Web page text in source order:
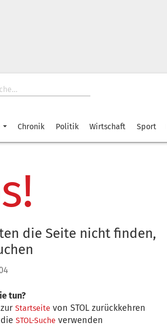
Chronik Politik Wirtschaft Sport
die Seite nicht finden,
tun?
zurStartseite von STOL zurückkehren
dieSTOL-Suche verwenden